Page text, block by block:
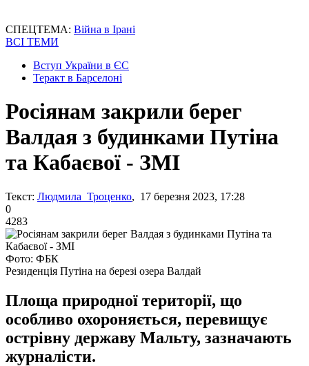
СПЕЦТЕМА: Війна в Ірані
ВСІ ТЕМИ
Вступ України в ЄС
Теракт в Барселоні
Росіянам закрили берег
Валдая з будинками Путіна
та Кабаєвої - ЗМІ
Текст: Людмила Троценко, 17 березня 2023, 17:28
0
4283
Фото: ФБК
Резиденція Путіна на березі озера Валдай
Площа природної території, що
особливо охороняється, перевищує
острівну державу Мальту, зазначають
журналісти.